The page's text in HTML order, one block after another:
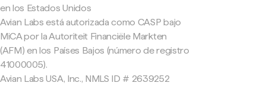
en los Estados Unidos
Avian Labs está autorizada como CASP bajo
MiCA por la Autoriteit Financiële Markten
(AFM) en los Países Bajos (número de registro
41000005).
Avian Labs USA, Inc., NMLS ID # 2639252